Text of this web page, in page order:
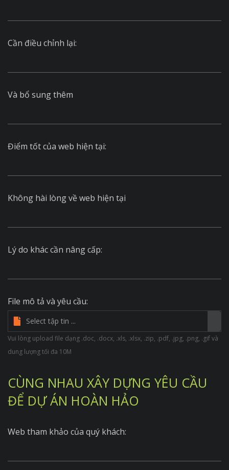
Cần điều chỉnh lại:
Và bổ sung thêm
Điểm tốt của web hiện tại:
Không hài lòng về web hiện tại
Lý do khác cần nâng cấp:
File mô tả và yêu cầu:
Vui lòng upload file dạng .doc, .docx, .xls, .xlsx, .zip, .pdf, .jpg, .png, .gif và
dung lượng tối đa 10M
CÙNG NHAU XÂY DỰNG YÊU CẦU
ĐỂ DỰ ÁN HOÀN HẢO
Web tham khảo của quý khách: